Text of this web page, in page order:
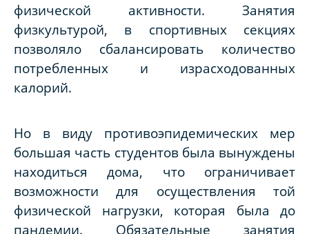
физической активности. Занятия
физкультурой, в спортивных секциях
позволяло сбалансировать количество
потребленных и израсходованных
Но в виду противоэпидемических мер
большая часть студентов была вынуждены
находиться дома, что ограничивает
возможности для осуществления той
физической нагрузки, которая была до
пандемии. Обязательные занятия